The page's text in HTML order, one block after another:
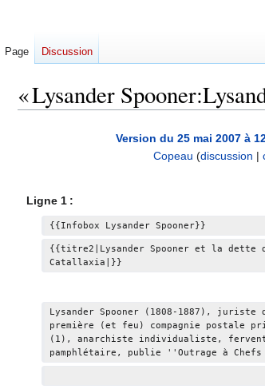
« Lysander
Version du 25 mai 2007 à
Copeau (discussion |
c
Ligne 1 :
{{Infobox Lysander Spooner}}
{{titre2|Lysander Spooner et la dette
Catallaxia|}}
Lysander Spooner (1808-1887),
première (et feu) compagnie postale
(1), anarchiste individualiste,
pamphlétaire, publie ''Outrage à
Page Discussion